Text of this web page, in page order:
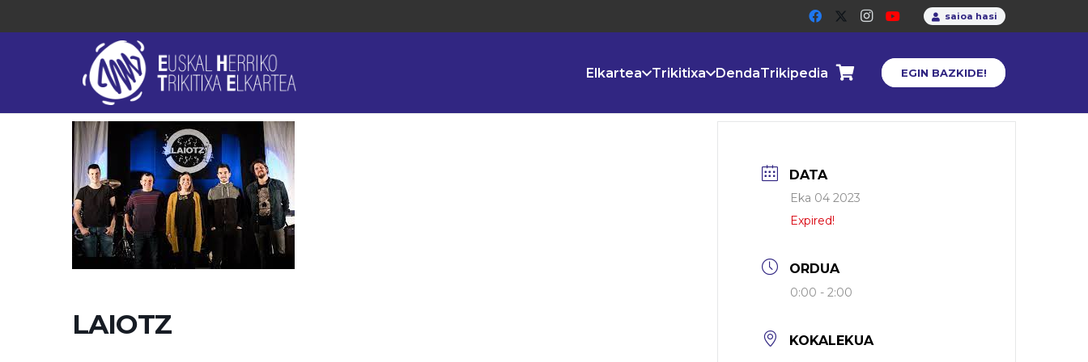
saioa hasi
Elkartea Trikitixa DendaTrikipedia EGIN BAZKIDE!
LAIOTZ
DATA
Eka 04 2023
Expired!
ORDUA
0:00 - 2:00
KOKALEKUA